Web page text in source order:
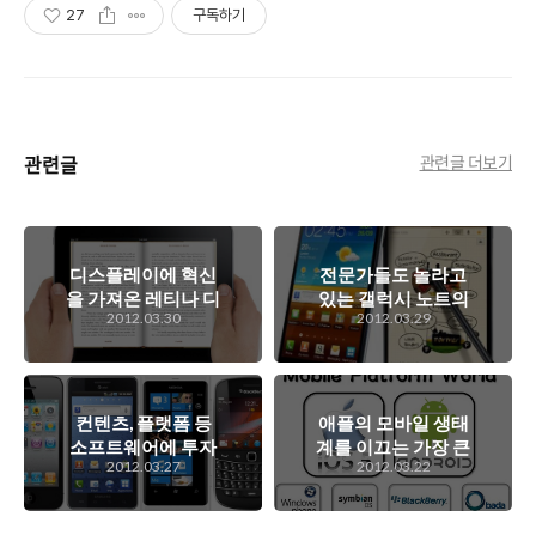
27 구독하기
관련글 관련글 더보기
디스플레이에 혁신
을 가져온 레티나 디
스플레이를 탑재한
뉴 아이패드. 애플의
디지탈 교과서 시장
에 대한 강력한 의지
의 표현이라고 할 수
있는데...
2012.03.30
전문가들도 놀라고
있는 갤럭시 노트의
글로벌 500만대 판
매. 사람들의 편견을
깨고 뒤집고 있는 갤
럭시 노트의 선전에
는 이유가 있다?
2012.03.29
컨텐츠, 플랫폼 등
소프트웨어에 투자
하기 시작한 안드로
이드 제조사들. 늦었
지만 지금이라도 정
2012.03.27
애플의 모바일 생태
계를 이끄는 가장 큰
힘은 다름아닌 만족
도가 높은 엄청난 양
의 어플리케이션 군
2012.03.22